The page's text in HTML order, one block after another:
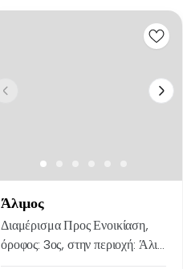
Άλιμος
Διαμέρισμα Προς Ενοικίαση,
όροφος: 3ος, στην περιοχή: Άλι...